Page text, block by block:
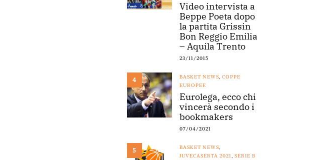
Video intervista a
Beppe Poeta dopo
la partita Grissin
Bon Reggio Emilia
– Aquila Trento
23/11/2015
4 BASKET NEWS, COPPE
EUROPEE
Eurolega, ecco chi
vincerà secondo i
bookmakers
07/04/2021
5 BASKET NEWS,
JUVECASERTA 2021, SERIE B